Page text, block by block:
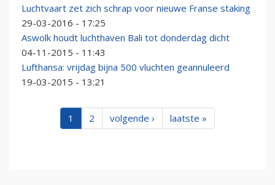
Luchtvaart zet zich schrap voor nieuwe Franse staking
29-03-2016 - 17:25
Aswolk houdt luchthaven Bali tot donderdag dicht
04-11-2015 - 11:43
Lufthansa: vrijdag bijna 500 vluchten geannuleerd
19-03-2015 - 13:21
1 2 volgende › laatste »